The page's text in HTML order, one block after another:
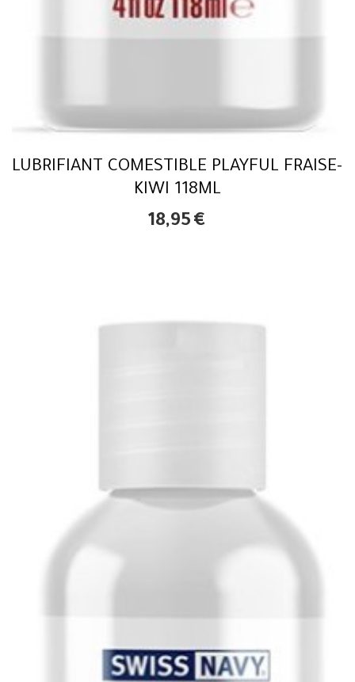
LUBRIFIANT COMESTIBLE PLAYFUL FRAISE-
KIWI 118ML
18,95 €